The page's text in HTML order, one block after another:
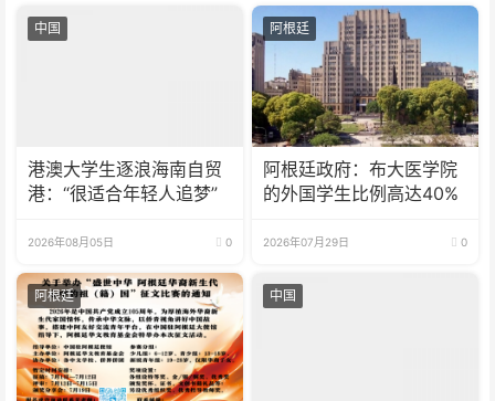
中国
港澳大学生逐浪海南自贸
港：“很适合年轻人追梦”
2026年08月05日 0
阿根廷
阿根廷政府：布大医学院
的外国学生比例高达40%
2026年07月29日 0
阿根廷 中国